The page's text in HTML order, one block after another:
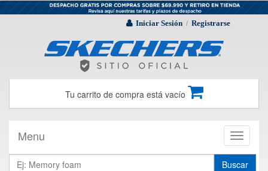
Iniciar Sesión / Registrarse
Tu carrito de compra está vacío
Toggle
Menu
Buscar